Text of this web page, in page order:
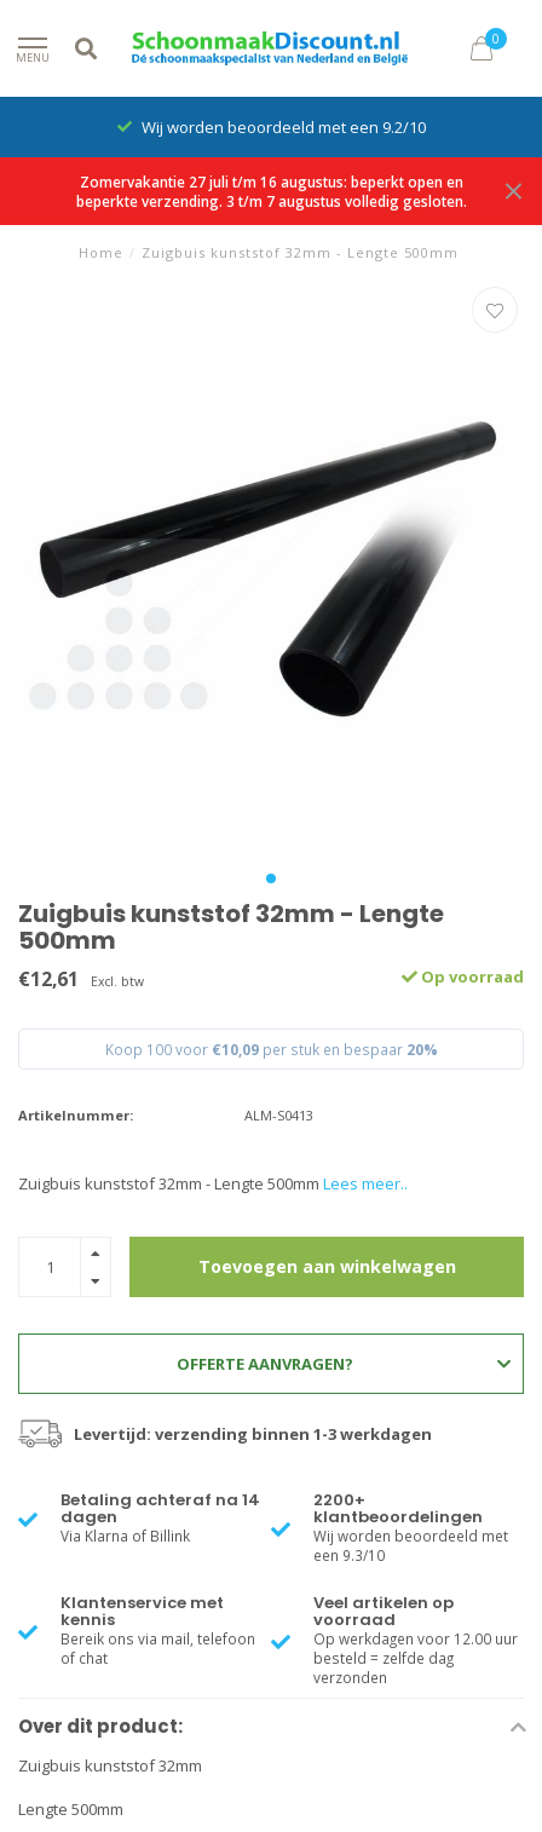
MENU
0
Wij worden beoordeeld met een 9.2/10
Zomervakantie 27 juli t/m 16 augustus: beperkt open en
beperkte verzending. 3 t/m 7 augustus volledig gesloten.
Home / Zuigbuis kunststof 32mm - Lengte 500mm
Zuigbuis kunststof 32mm - Lengte
500mm
€12,61 Excl. btw Op voorraad
Koop 100 voor €10,09per stuk en bespaar 20%
Artikelnummer: ALM-S0413
Zuigbuis kunststof 32mm - Lengte 500mm Lees meer..
Toevoegen aan winkelwagen
OFFERTE AANVRAGEN?
Levertijd: verzending binnen 1-3 werkdagen
Betaling achteraf na 14
dagen
Via Klarna of Billink
2200+
klantbeoordelingen
Wij worden beoordeeld met
een 9.3/10
Klantenservice met
kennis
Bereik ons via mail, telefoon
of chat
Veel artikelen op
voorraad
Op werkdagen voor 12.00 uur
besteld = zelfde dag
verzonden
Over dit product:
Zuigbuis kunststof 32mm
Lengte 500mm